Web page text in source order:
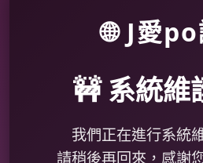
🌐 J愛
🚧 系統維
我們正在進行系統
請稍後再回來，感謝